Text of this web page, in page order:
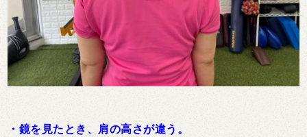
・鏡を見たとき、肩の高さが違う。